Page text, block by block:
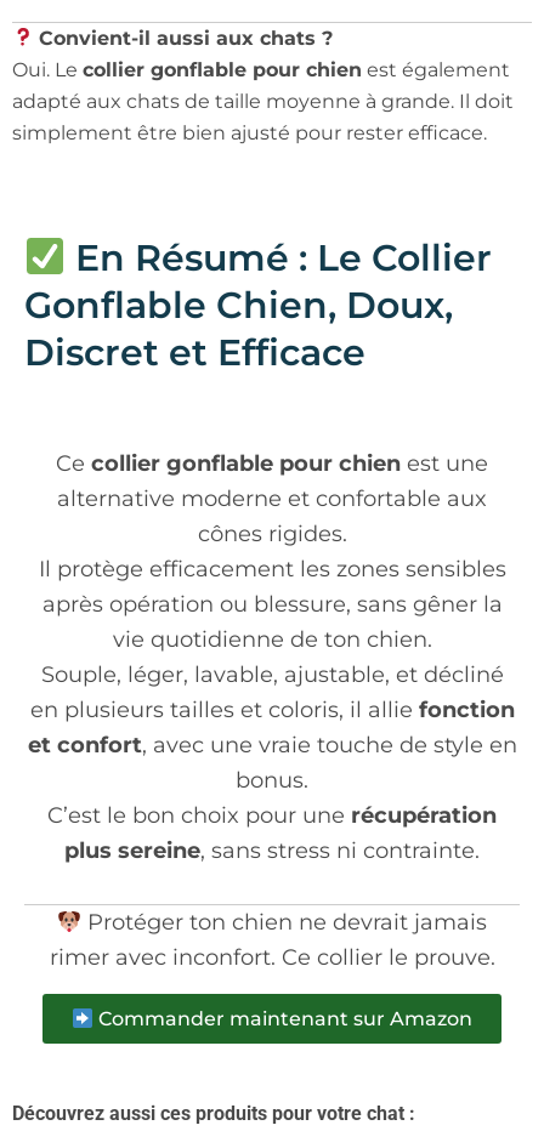
Convient-il aussi aux chats ?
Oui. Le collier gonflable pour chien est également
adapté aux chats de taille moyenne à grande. Il doit
simplement être bien ajusté pour rester efficace.
En Résumé : Le Collier
Gonflable Chien, Doux,
Discret et Efficace
Ce collier gonflable pour chien est une
alternative moderne et confortable aux
cônes rigides.
Il protège efficacement les zones sensibles
après opération ou blessure, sans gêner la
vie quotidienne de ton chien.
Souple, léger, lavable, ajustable, et décliné
en plusieurs tailles et coloris, il allie fonction
et confort, avec une vraie touche de style en
bonus.
C’est le bon choix pour une récupération
plus sereine, sans stress ni contrainte.
Protéger ton chien ne devrait jamais
rimer avec inconfort. Ce collier le prouve.
Commander maintenant sur Amazon
Découvrez aussi ces produits pour votre chat :